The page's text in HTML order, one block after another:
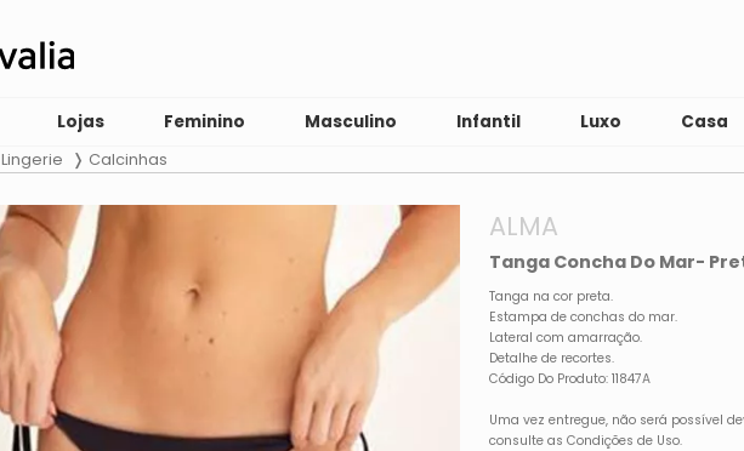
Lojas Feminino Masculino Infantil Luxo Casa
Lingerie Calcinhas
ALMA
Tanga Concha Do Mar-
Tanga na cor preta.
Estampa de conchas do mar.
Lateral com amarração.
Detalhe de recortes.
Código Do Produto: 11847A
Uma vez entregue, não será possível
consulte as Condições de Uso.